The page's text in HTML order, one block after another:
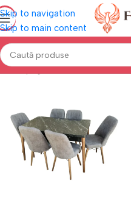
Skip to navigation
Skip to main content
Prima pagină Mobilă